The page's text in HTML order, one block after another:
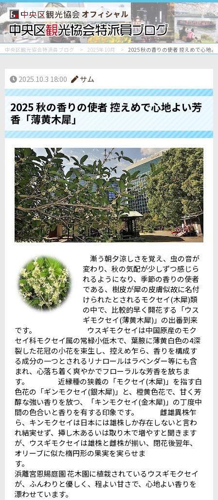
オフィシャル
中央区観光協会特派員ブログ 2025年10月 2025 秋の香りの使者 控えめで心地
2025.10.3 18:00 サム
2025 秋の香りの使者 控えめで心地よい芳
香「薄黄木犀」
漸う朝夕涼しさを覚え、虫の音が
変わり、秋の気配が少しずつ感じら
れるようになり、季節の香りの使者
である、樹皮が犀の皮膚似故に名付
けられたとされるモクセイ(木犀)類
の中で、比較的早く開花する「ウス
ギモクセイ(薄黄木犀)」の出番到来
です。 ウスギモクセイは中国原産のモク
セイ科モクセイ属の常緑小低木で、葉腋に薄黄白色の4深
裂した花冠の小花を束生し、控えめ乍ら、香りを構成す
る成分の一つとされるリナロールはラベンダー等にも含
まれ、心落ち着く爽やかでフローラルな芳香を放ちま
す。 近縁種の狭義の「モクセイ(木犀)」を指す白
色花の「ギンモクセイ(銀木犀)」と、橙黄色花で、甘く芳
醇な強い香りを放つ、「キンモクセイ(金木犀)」の丁度中
間の色合いと香りを有する印象です。 雌雄異株乍
ら、キンモクセイは日本には雄株しか存在しないと言わ
れ結実せず、挿し木あるいは取り木で増やすと聞きます
が、ウスギモクセイは雄株と雌株が揃い、閉花後翌年、
オリーブに似た楕円形の果実を実らせま
す。
浜離宮恩賜庭園 花木園に植栽されているウスギモクセイ
が、ふんわりと優しく、程よい甘さで、心地よい香りを
漂わせています。